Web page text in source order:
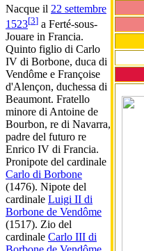
Nacque il 22 settembre
1523[3] a Ferté-sous-
Jouare in Francia.
Quinto figlio di Carlo
IV di Borbone, duca di
Vendôme e Françoise
d'Alençon, duchessa di
Beaumont. Fratello
minore di Antoine de
Bourbon, re di Navarra,
padre del futuro re
Enrico IV di Francia.
Pronipote del cardinale
Carlo di Borbone
(1476). Nipote del
cardinale Luigi II di
Borbone de Vendôme
(1517). Zio del
cardinale Carlo III di